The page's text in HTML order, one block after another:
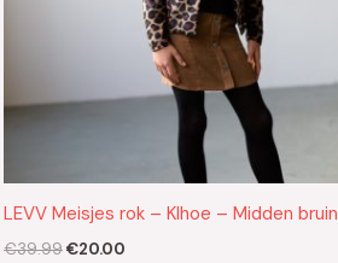
LEVV Meisjes rok – Klhoe – Midden bruin
€39.99€20.00